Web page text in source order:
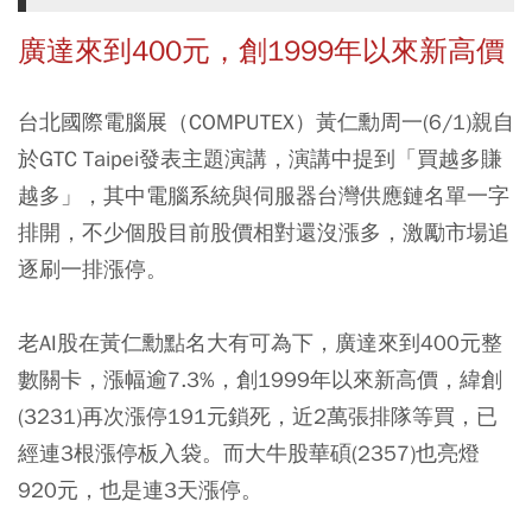
廣達來到400元，創1999年以來新高價
台北國際電腦展（COMPUTEX）黃仁勳周一(6/1)親自
於GTC Taipei發表主題演講，演講中提到「買越多賺
越多」，其中電腦系統與伺服器台灣供應鏈名單一字
排開，不少個股目前股價相對還沒漲多，激勵市場追
逐刷一排漲停。
老AI股在黃仁勳點名大有可為下，廣達來到400元整
數關卡，漲幅逾7.3%，創1999年以來新高價，緯創
(3231)再次漲停191元鎖死，近2萬張排隊等買，已
經連3根漲停板入袋。而大牛股華碩(2357)也亮燈
920元，也是連3天漲停。